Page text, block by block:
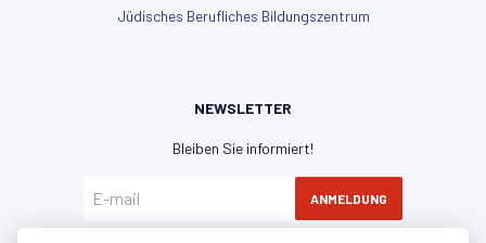
Jüdisches Berufliches Bildungszentrum
NEWSLETTER
Bleiben Sie informiert!
ANMELDUNG